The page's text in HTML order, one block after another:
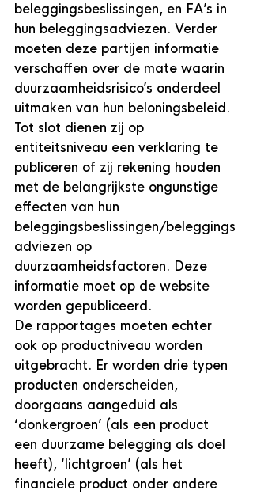
beleggingsbeslissingen, en FA’s in
hun beleggingsadviezen. Verder
moeten deze partijen informatie
verschaffen over de mate waarin
duurzaamheidsrisico’s onderdeel
uitmaken van hun beloningsbeleid.
Tot slot dienen zij op
entiteitsniveau een verklaring te
publiceren of zij rekening houden
met de belangrijkste ongunstige
effecten van hun
beleggingsbeslissingen/beleggings
adviezen op
duurzaamheidsfactoren. Deze
informatie moet op de website
worden gepubliceerd.
De rapportages moeten echter
ook op productniveau worden
uitgebracht. Er worden drie typen
producten onderscheiden,
doorgaans aangeduid als
‘donkergroen’ (als een product
een duurzame belegging als doel
heeft), ‘lichtgroen’ (als het
financiele product onder andere